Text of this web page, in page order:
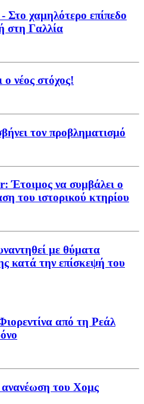
Στο χαμηλότερο επίπεδο
στη Γαλλία
ο νέος στόχος!
τoν προβληματισμό
Έτοιμος να συμβάλει ο
του ιστορικού κτηρίου
με θύματα
κατά την επίσκεψή του
από τη Ρεάλ
του Χομς